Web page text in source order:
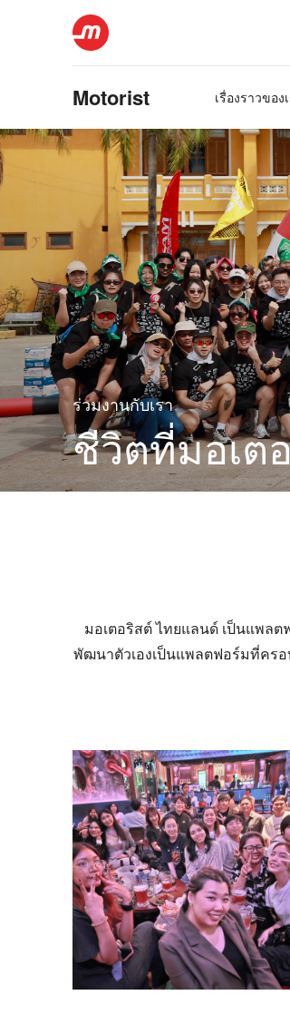
Motorist เรื่องราวของ
ร่วมงานกับเรา
ชีวิตที่มอเต
มอเตอริสต์ ไทยแลนด์ เป็นแพล
พัฒนาตัวเองเป็นแพลตฟอร์มที่คร